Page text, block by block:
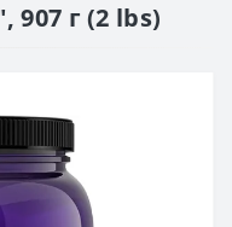
907 г (2 lbs)